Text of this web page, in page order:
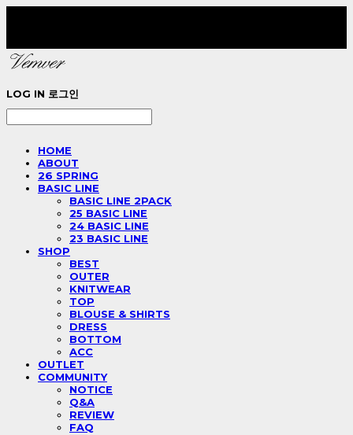
LOG IN 로그인
HOME
ABOUT
26 SPRING
BASIC LINE
BASIC LINE 2PACK
25 BASIC LINE
24 BASIC LINE
23 BASIC LINE
SHOP
BEST
OUTER
KNITWEAR
TOP
BLOUSE & SHIRTS
DRESS
BOTTOM
ACC
OUTLET
COMMUNITY
NOTICE
Q&A
REVIEW
FAQ